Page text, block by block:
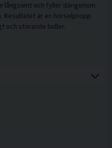
och fyller därigenom
Resultatet är en hörselpropp
och störande buller.